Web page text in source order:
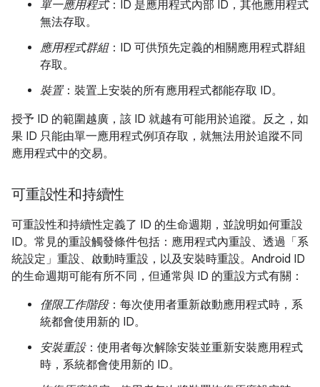
單一應用程式：ID 是應用程式內部 ID，其他應用程式
無法存取。
應用程式群組：ID 可供預先定義的相關應用程式群組
存取。
裝置：裝置上安裝的所有應用程式都能存取 ID。
授予 ID 的範圍越廣，該 ID 就越有可能用於追蹤。反之，如
果 ID 只能由單一應用程式例項存取，就無法用於追蹤不同
應用程式中的交易。
可重設性和持續性
可重設性和持續性定義了 ID 的生命週期，並說明如何重設
ID。常見的重設觸發條件包括：應用程式內重設、透過「系
統設定」重設、啟動時重設，以及安裝時重設。Android ID
的生命週期可能有所不同，但通常與 ID 的重設方式有關：
僅限工作階段：每次使用者重新啟動應用程式時，系
統都會使用新的 ID。
安裝重設：使用者每次解除安裝並重新安裝應用程式
時，系統都會使用新的 ID。